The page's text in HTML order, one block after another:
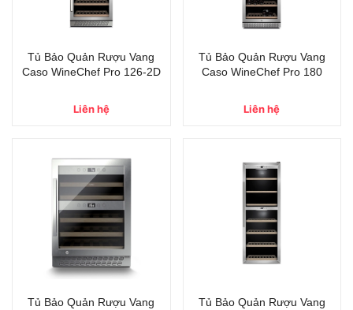
Tủ Bảo Quản Rượu Vang
Caso WineChef Pro 126-2D
Liên hệ
Tủ Bảo Quản Rượu Vang
Caso WineChef Pro 180
Liên hệ
Tủ Bảo Quản Rượu Vang
Tủ Bảo Quản Rượu Vang